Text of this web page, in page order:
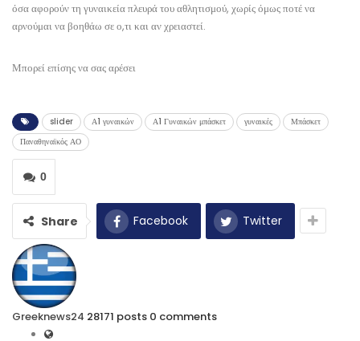
όσα αφορούν τη γυναικεία πλευρά του αθλητισμού, χωρίς όμως ποτέ να
αρνούμαι να βοηθάω σε ο,τι και αν χρειαστεί.
Μπορεί επίσης να σας αρέσει
slider Α1 γυναικών Α1 Γυναικών μπάσκετ γυναικές
Μπάσκετ
Παναθηναϊκός ΑΟ
0
Share Facebook Twitter
Greeknews24 28171 posts 0 comments